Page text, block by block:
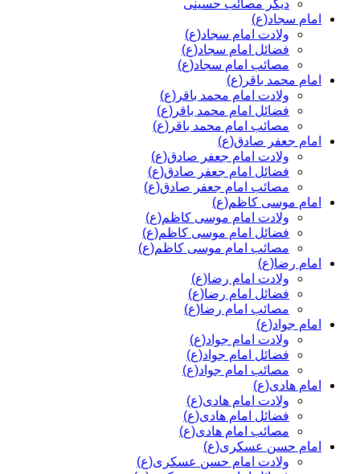
دیگر مصائب حسینی
امام سجاد(ع)
ولادت امام سجاد(ع)
فضائل امام سجاد(ع)
مصائب امام سجاد(ع)
امام محمد باقر(ع)
ولادت امام محمد باقر(ع)
فضائل امام محمد باقر(ع)
مصائب امام محمد باقر(ع)
امام جعفر صادق(ع)
ولادت امام جعفر صادق(ع)
فضائل امام جعفر صادق(ع)
مصائب امام جعفر صادق(ع)
امام موسی کاظم(ع)
ولادت امام موسی کاظم(ع)
فضائل امام موسی کاظم(ع)
مصائب امام موسی کاظم(ع)
امام رضا(ع)
ولادت امام رضا(ع)
فضائل امام رضا(ع)
مصائب امام رضا(ع)
امام جواد(ع)
ولادت امام جواد(ع)
فضائل امام جواد(ع)
مصائب امام جواد(ع)
امام هادی(ع)
ولادت امام هادی(ع)
فضائل امام هادی(ع)
مصائب امام هادی(ع)
امام حسن عسکری(ع)
ولادت امام حسن عسکری(ع)